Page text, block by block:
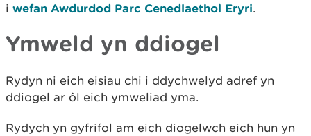
i wefan Awdurdod Parc Cenedlaethol Eryri.
Ymweld yn ddiogel
Rydyn ni eich eisiau chi i ddychwelyd adref yn
ddiogel ar ôl eich ymweliad yma.
Rydych yn gyfrifol am eich diogelwch eich hun yn